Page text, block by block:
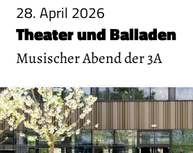
28. April 2026
Theater und Balladen
Musischer Abend der 3A